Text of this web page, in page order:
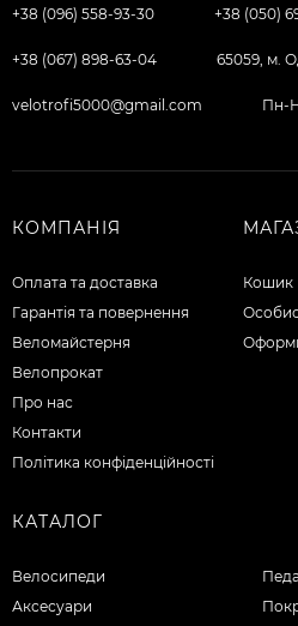
+38 (096) 558-93-30 +38 (050)
+38 (067) 898-63-04 65059, м.
velotrofi5000@gmail.com Пн-
КОМПАНІЯ
Оплата та доставка
Гарантія та повернення
Веломайстерня
Велопрокат
Про нас
Контакти
Політика конфіденційності
Кошик
КАТАЛОГ
Велосипеди
Аксесуари